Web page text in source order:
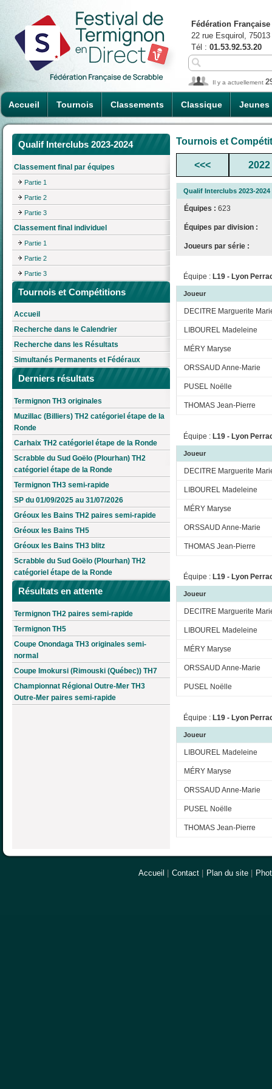
Accueil Tournois Classements Classique Jeunes
Fédération
22 rue Esquirol,
Tél : 01.53.92.53.20
Il y a actuellement
Qualif Interclubs 2023-2024
Classement final par équipes
Partie 1
Partie 2
Partie 3
Classement final individuel
Partie 1
Partie 2
Partie 3
Tournois et Compétitions
Accueil
Recherche dans le Calendrier
Recherche dans les Résultats
Simultanés Permanents et Fédéraux
Derniers résultats
Termignon TH3 originales
Muzillac (Billiers) TH2 catégoriel étape de la
Ronde
Carhaix TH2 catégoriel étape de la Ronde
Scrabble du Sud Goëlo (Plourhan) TH2
catégoriel étape de la Ronde
Termignon TH3 semi-rapide
SP du 01/09/2025 au 31/07/2026
Gréoux les Bains TH2 paires semi-rapide
Gréoux les Bains TH5
Gréoux les Bains TH3 blitz
Scrabble du Sud Goëlo (Plourhan) TH2
catégoriel étape de la Ronde
Résultats en attente
Termignon TH2 paires semi-rapide
Termignon TH5
Coupe Onondaga TH3 originales semi-
normal
Coupe Imokursi (Rimouski (Québec)) TH7
Championnat Régional Outre-Mer TH3
Outre-Mer paires semi-rapide
Tournois et
<<< 2022
Qualif Interclubs 2023-2024
Équipes : 623
Équipes par division :
Joueurs par série :
Équipe : L19 - Lyon
Joueur
DECITRE Marguerite
LIBOUREL Madeleine
MÉRY Maryse
ORSSAUD Anne-Marie
PUSEL Noëlle
THOMAS Jean-Pierre
Équipe : L19 - Lyon
Joueur
DECITRE Marguerite
LIBOUREL Madeleine
MÉRY Maryse
ORSSAUD Anne-Marie
THOMAS Jean-Pierre
Équipe : L19 - Lyon
Joueur
DECITRE Marguerite
LIBOUREL Madeleine
MÉRY Maryse
ORSSAUD Anne-Marie
PUSEL Noëlle
Équipe : L19 - Lyon
Joueur
LIBOUREL Madeleine
MÉRY Maryse
ORSSAUD Anne-Marie
PUSEL Noëlle
THOMAS Jean-Pierre
Accueil Contact Plan du site